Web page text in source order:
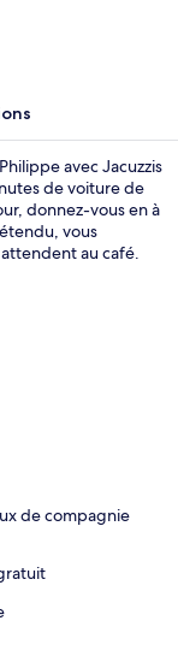
avec Jacuzzis
de voiture de
donnez-vous en à
vous
au café.
de compagnie